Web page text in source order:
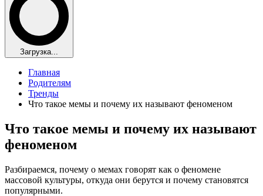
Загрузка...
Главная
Родителям
Тренды
Что такое мемы и почему их называют феноменом
Что такое мемы и почему их называют
феноменом
Разбираемся, почему о мемах говорят как о феномене
массовой культуры, откуда они берутся и почему становятся
популярными.